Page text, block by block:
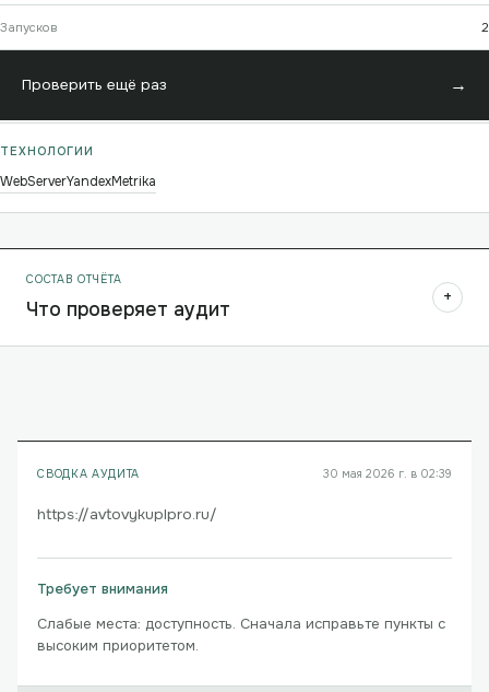
Запусков 2
Проверить ещё раз →
ТЕХНОЛОГИИ
WebServerYandexMetrika
СОСТАВ ОТЧЁТА
Что проверяет аудит +
СВОДКА АУДИТА 30 мая 2026 г. в 02:39
https://avtovykuplpro.ru/
Требует внимания
Слабые места: доступность. Сначала исправьте пункты с
высоким приоритетом.